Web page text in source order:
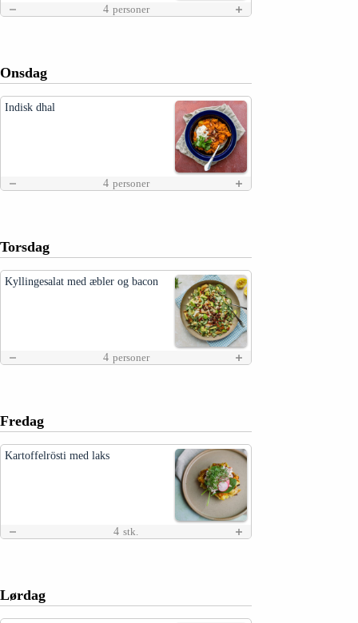
4 personer
Onsdag
Indisk dhal
4 personer
Torsdag
Kyllingesalat med æbler og bacon
4 personer
Fredag
Kartoffelrösti med laks
4 stk.
Lørdag